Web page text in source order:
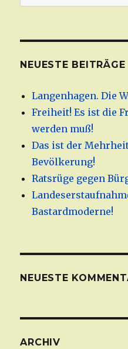
nach:
NEUESTE BEITRÄGE
Langenhagen. Die
Freiheit! Es ist die
werden muß!
Das ist der
Bevölkerung!
Ratsrüge gegen
Bastardmoderne!
NEUESTE
ARCHIV